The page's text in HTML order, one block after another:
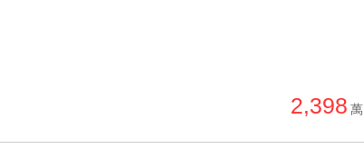
降價幅度高 → 低
2,398 萬